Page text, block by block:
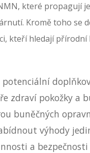
které propagují
Kromě toho se
kteří hledají přírodní
zdraví pokožky a
buněčných
výhody
a